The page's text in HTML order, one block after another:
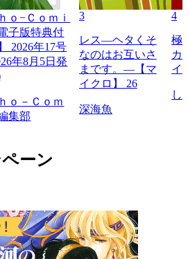
ｏ−Ｃｏｍｉ
電子版特典付
2026年17号
年8月5日発
ｏ－Ｃｏｍ
集部
3
レス―ヘタくそ
なのはお互いさ
まです。―【マ
イクロ】 26
深海魚
4
極
カ
イ
し
ーン